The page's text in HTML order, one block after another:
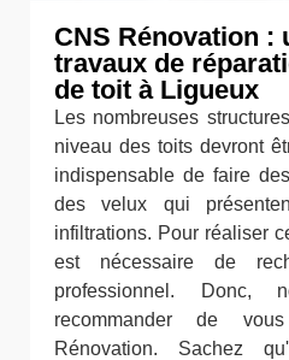
CNS Rénovation :
travaux de
de toit à Ligueux
Les nombreuses
niveau des toits devront
indispensable de faire
des velux qui
infiltrations. Pour réaliser
est nécessaire de
professionnel. Donc,
recommander de
Rénovation. Sachez